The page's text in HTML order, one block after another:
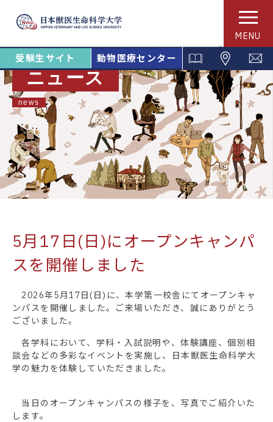
MENU
受験生サイト 動物医療センター
ニュース
news
5月17日(日)にオープンキャンパ
スを開催しました
2026年5月17日(日)に、本学第一校舎にてオープンキャ
ンパスを開催しました。ご来場いただき、誠にありがとう
ございました。
各学科において、学科・入試説明や、体験講座、個別相
談会などの多彩なイベントを実施し、日本獣医生命科学大
学の魅力を体験していただきました。
当日のオープンキャンパスの様子を、写真でご紹介いた
します。